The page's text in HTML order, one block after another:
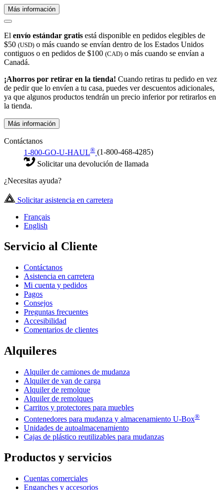
Más información
El envío estándar gratis está disponible en pedidos elegibles de
$50 (USD) o más cuando se envían dentro de los Estados Unidos
contiguos o en pedidos de $100 (CAD) o más cuando se envían a
Canadá.
¡Ahorros por retirar en la tienda! Cuando retiras tu pedido en vez
de pedir que lo envíen a tu casa, puedes ver descuentos adicionales,
ya que algunos productos tendrán un precio inferior por retirarlos en
la tienda.
Más información
Contáctanos
1-800-GO-U-HAUL® (1-800-468-4285)
Solicitar una devolución de llamada
¿Necesitas ayuda?
Solicitar asistencia en carretera
Français
English
Servicio al Cliente
Contáctanos
Asistencia en carretera
Mi cuenta y pedidos
Pagos
Consejos
Preguntas frecuentes
Accesibilidad
Comentarios de clientes
Alquileres
Alquiler de camiones de mudanza
Alquiler de van de carga
Alquiler de remolque
Alquiler de remolques
Carritos y protectores para muebles
Contenedores para mudanza y almacenamiento U-Box®
Unidades de autoalmacenamiento
Cajas de plástico reutilizables para mudanzas
Productos y servicios
Cuentas comerciales
Enganches y accesorios